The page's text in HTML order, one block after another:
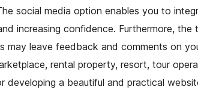
social media option enables you to
increasing confidence. Furthermore, the
may leave feedback and comments on
rental property, resort, tour
developing a beautiful and practical